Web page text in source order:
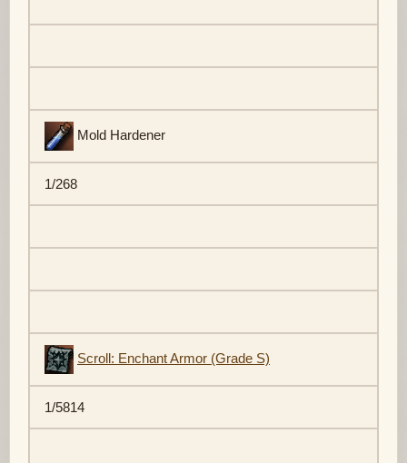
Mold Hardener
1/268
Scroll: Enchant Armor (Grade S)
1/5814